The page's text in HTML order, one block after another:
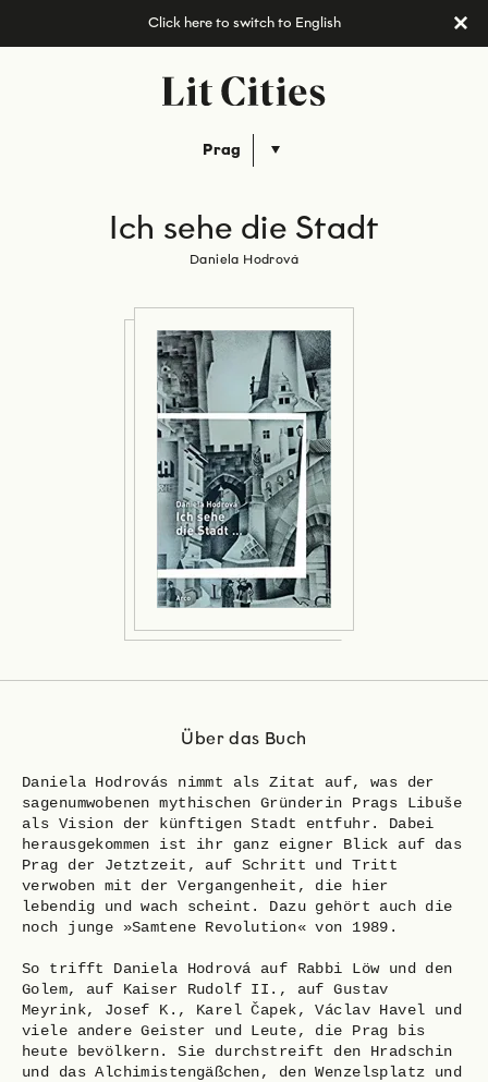
Prag
Ich sehe die Stadt
Daniela Hodrová
Über das Buch
Daniela Hodrovás nimmt als Zitat auf, was der
sagenumwobenen mythischen Gründerin Prags Libuše
als Vision der künftigen Stadt entfuhr. Dabei
herausgekommen ist ihr ganz eigner Blick auf das
Prag der Jetztzeit, auf Schritt und Tritt
verwoben mit der Vergangenheit, die hier
lebendig und wach scheint. Dazu gehört auch die
noch junge »Samtene Revolution« von 1989.
So trifft Daniela Hodrová auf Rabbi Löw und den
Golem, auf Kaiser Rudolf II., auf Gustav
Meyrink, Josef K., Karel Čapek, Václav Havel und
viele andere Geister und Leute, die Prag bis
heute bevölkern. Sie durchstreift den Hradschin
und das Alchimistengäßchen, den Wenzelsplatz und
Click here to switch to English